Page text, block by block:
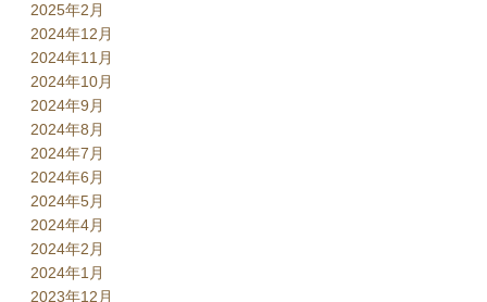
2025年2月
2024年12月
2024年11月
2024年10月
2024年9月
2024年8月
2024年7月
2024年6月
2024年5月
2024年4月
2024年2月
2024年1月
2023年12月